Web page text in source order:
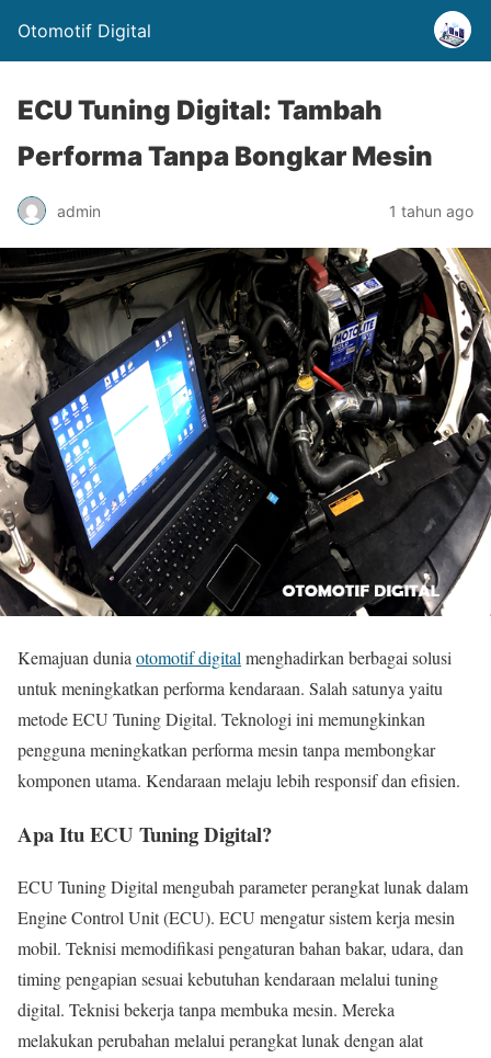
Otomotif Digital
ECU Tuning Digital: Tambah
Performa Tanpa Bongkar Mesin
admin 1 tahun ago
Kemajuan dunia otomotif digital menghadirkan berbagai solusi
untuk meningkatkan performa kendaraan. Salah satunya yaitu
metode ECU Tuning Digital. Teknologi ini memungkinkan
pengguna meningkatkan performa mesin tanpa membongkar
komponen utama. Kendaraan melaju lebih responsif dan efisien.
Apa Itu ECU Tuning Digital?
ECU Tuning Digital mengubah parameter perangkat lunak dalam
Engine Control Unit (ECU). ECU mengatur sistem kerja mesin
mobil. Teknisi memodifikasi pengaturan bahan bakar, udara, dan
timing pengapian sesuai kebutuhan kendaraan melalui tuning
digital. Teknisi bekerja tanpa membuka mesin. Mereka
melakukan perubahan melalui perangkat lunak dengan alat